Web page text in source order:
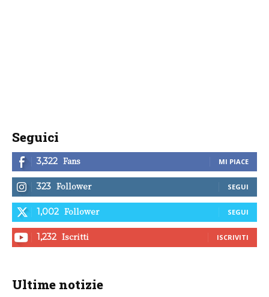
Seguici
3,322 Fans MI PIACE
323 Follower SEGUI
1,002 Follower SEGUI
1,232 Iscritti ISCRIVITI
Ultime notizie